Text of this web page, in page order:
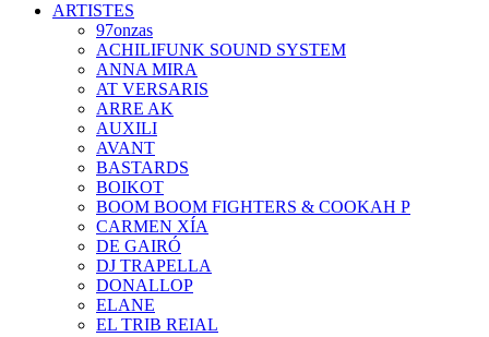
ARTISTES
97onzas
ACHILIFUNK SOUND SYSTEM
ANNA MIRA
AT VERSARIS
ARRE AK
AUXILI
AVANT
BASTARDS
BOIKOT
BOOM BOOM FIGHTERS & COOKAH P
CARMEN XÍA
DE GAIRÓ
DJ TRAPELLA
DONALLOP
ELANE
EL TRIB REIAL